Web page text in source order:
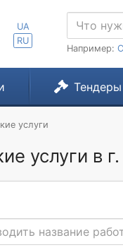
UA
RU
Например:
Тендеры
услуги
услуги в г.
название